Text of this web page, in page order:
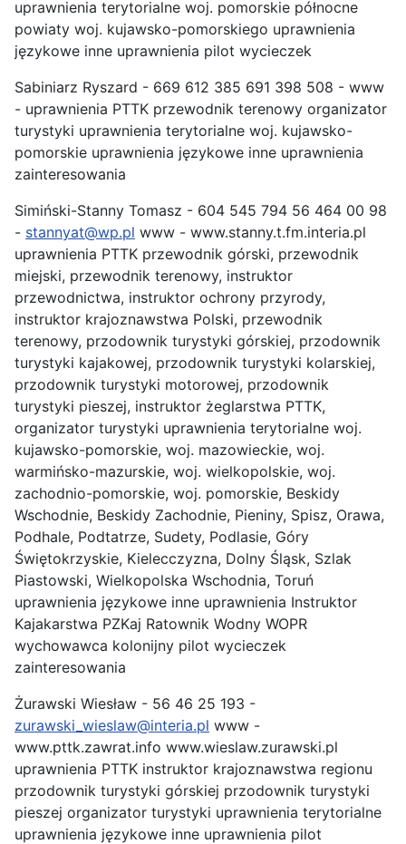
uprawnienia terytorialne woj. pomorskie północne
powiaty woj. kujawsko-pomorskiego uprawnienia
językowe inne uprawnienia pilot wycieczek
Sabiniarz Ryszard - 669 612 385 691 398 508 - www
- uprawnienia PTTK przewodnik terenowy organizator
turystyki uprawnienia terytorialne woj. kujawsko-
pomorskie uprawnienia językowe inne uprawnienia
zainteresowania
Simiński-Stanny Tomasz - 604 545 794 56 464 00 98
- stannyat@wp.pl www - www.stanny.t.fm.interia.pl
uprawnienia PTTK przewodnik górski, przewodnik
miejski, przewodnik terenowy, instruktor
przewodnictwa, instruktor ochrony przyrody,
instruktor krajoznawstwa Polski, przewodnik
terenowy, przodownik turystyki górskiej, przodownik
turystyki kajakowej, przodownik turystyki kolarskiej,
przodownik turystyki motorowej, przodownik
turystyki pieszej, instruktor żeglarstwa PTTK,
organizator turystyki uprawnienia terytorialne woj.
kujawsko-pomorskie, woj. mazowieckie, woj.
warmińsko-mazurskie, woj. wielkopolskie, woj.
zachodnio-pomorskie, woj. pomorskie, Beskidy
Wschodnie, Beskidy Zachodnie, Pieniny, Spisz, Orawa,
Podhale, Podtatrze, Sudety, Podlasie, Góry
Świętokrzyskie, Kielecczyzna, Dolny Śląsk, Szlak
Piastowski, Wielkopolska Wschodnia, Toruń
uprawnienia językowe inne uprawnienia Instruktor
Kajakarstwa PZKaj Ratownik Wodny WOPR
wychowawca kolonijny pilot wycieczek
zainteresowania
Żurawski Wiesław - 56 46 25 193 -
zurawski_wieslaw@interia.pl www -
www.pttk.zawrat.info www.wieslaw.zurawski.pl
uprawnienia PTTK instruktor krajoznawstwa regionu
przodownik turystyki górskiej przodownik turystyki
pieszej organizator turystyki uprawnienia terytorialne
uprawnienia językowe inne uprawnienia pilot